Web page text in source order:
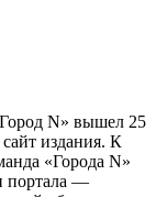
N» вышел 25
издания. К
«Города N»
портала —